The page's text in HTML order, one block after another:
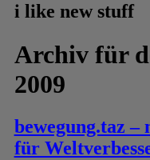
i like new stuff
Archiv für
2009
bewegung.taz –
für